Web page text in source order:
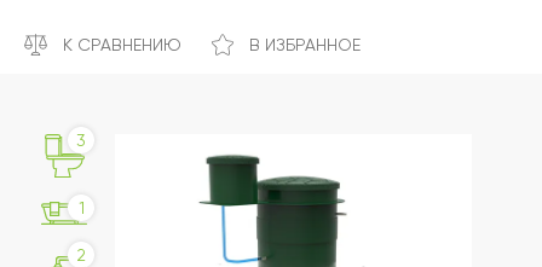
К СРАВНЕНИЮ В ИЗБРАННОЕ
3
1
2